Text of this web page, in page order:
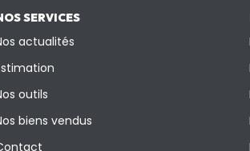
SERVICES
actualités
outils
biens vendus